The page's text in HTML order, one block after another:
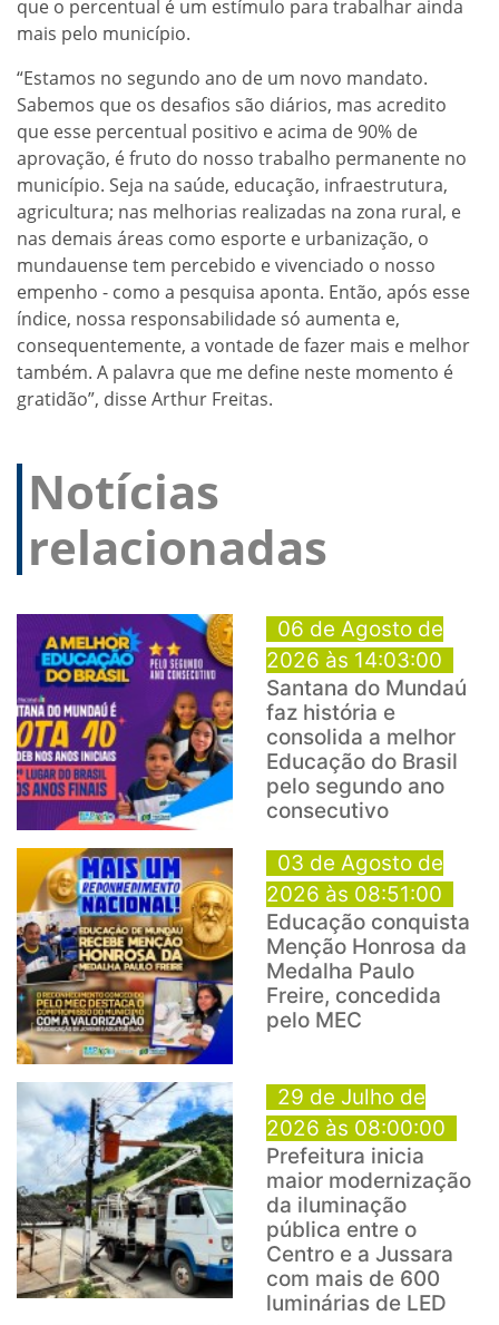
que o percentual é um estímulo para trabalhar ainda
mais pelo município.
“Estamos no segundo ano de um novo mandato.
Sabemos que os desafios são diários, mas acredito
que esse percentual positivo e acima de 90% de
aprovação, é fruto do nosso trabalho permanente no
município. Seja na saúde, educação, infraestrutura,
agricultura; nas melhorias realizadas na zona rural, e
nas demais áreas como esporte e urbanização, o
mundauense tem percebido e vivenciado o nosso
empenho - como a pesquisa aponta. Então, após esse
índice, nossa responsabilidade só aumenta e,
consequentemente, a vontade de fazer mais e melhor
também. A palavra que me define neste momento é
gratidão”, disse Arthur Freitas.
Notícias
relacionadas
06 de Agosto de
2026 às 14:03:00
Santana do Mundaú
faz história e
consolida a melhor
Educação do Brasil
pelo segundo ano
consecutivo
03 de Agosto de
2026 às 08:51:00
Educação conquista
Menção Honrosa da
Medalha Paulo
Freire, concedida
pelo MEC
29 de Julho de
2026 às 08:00:00
Prefeitura inicia
maior modernização
da iluminação
pública entre o
Centro e a Jussara
com mais de 600
luminárias de LED